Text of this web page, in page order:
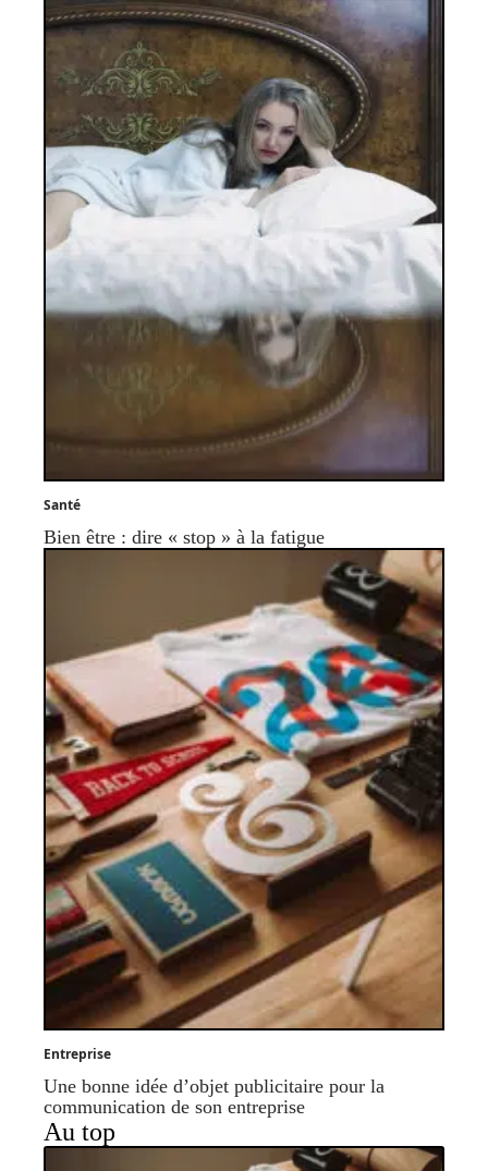
Santé
Bien être : dire « stop » à la fatigue
Entreprise
Une bonne idée d’objet publicitaire pour la
communication de son entreprise
Au top